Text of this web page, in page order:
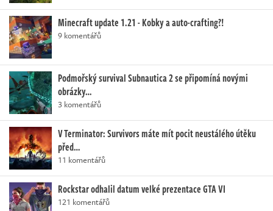
Minecraft update 1.21 - Kobky a auto-crafting?!
9 komentářů
Podmořský survival Subnautica 2 se připomíná novými
obrázky…
3 komentářů
V Terminator: Survivors máte mít pocit neustálého útěku
před…
11 komentářů
Rockstar odhalil datum velké prezentace GTA VI
121 komentářů